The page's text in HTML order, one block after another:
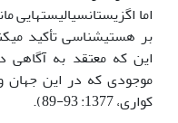
اما اگزیستانسیالیست­هایی
بر هستی­شناسی تأکید
این که معتقد به آگاهی
موجودی که در این
کواری، 1377: 93-89).